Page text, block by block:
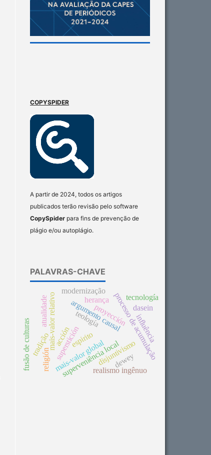
COPYSPIDER
A partir de 2024, todos os artigos
publicados terão revisão pelo software
CopySpider para fins de prevenção de
plágio e/ou autoplágio.
PALAVRAS-CHAVE
argumento causal
superstición
proyecciónprocesso de acumulação
mais-valor global
mais-valor relativo
superveniência local
disjuntivismo
religión realismo ingênuo
tecnología
dewey
teología
espirito influência
dasein
herança
modernização
tradição
fusão de culturas acción
atualidade